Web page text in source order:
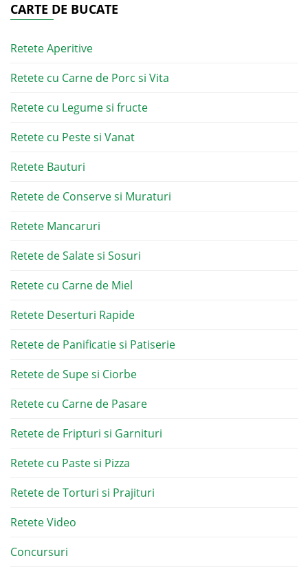
CARTE DE BUCATE
Retete Aperitive
Retete cu Carne de Porc si Vita
Retete cu Legume si fructe
Retete cu Peste si Vanat
Retete Bauturi
Retete de Conserve si Muraturi
Retete Mancaruri
Retete de Salate si Sosuri
Retete cu Carne de Miel
Retete Deserturi Rapide
Retete de Panificatie si Patiserie
Retete de Supe si Ciorbe
Retete cu Carne de Pasare
Retete de Fripturi si Garnituri
Retete cu Paste si Pizza
Retete de Torturi si Prajituri
Retete Video
Concursuri